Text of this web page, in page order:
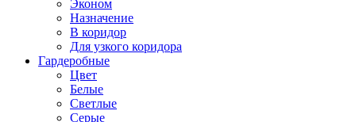
Эконом
Назначение
В коридор
Для узкого коридора
Гардеробные
Цвет
Белые
Светлые
Серые